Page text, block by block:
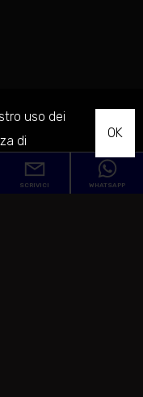
SCRIVICI WHATSAPP
uso dei
di
OK